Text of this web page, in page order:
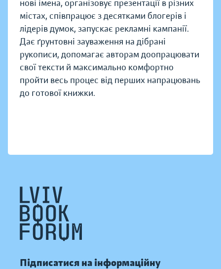
нові імена, організовує презентації в різних
містах, співпрацює з десятками блогерів і
лідерів думок, запускає рекламні кампанії.
Дає ґрунтовні зауваження на дібрані
рукописи, допомагає авторам доопрацювати
свої тексти й максимально комфортно
пройти весь процес від перших напрацювань
до готової книжки.
Підписатися на інформаційну